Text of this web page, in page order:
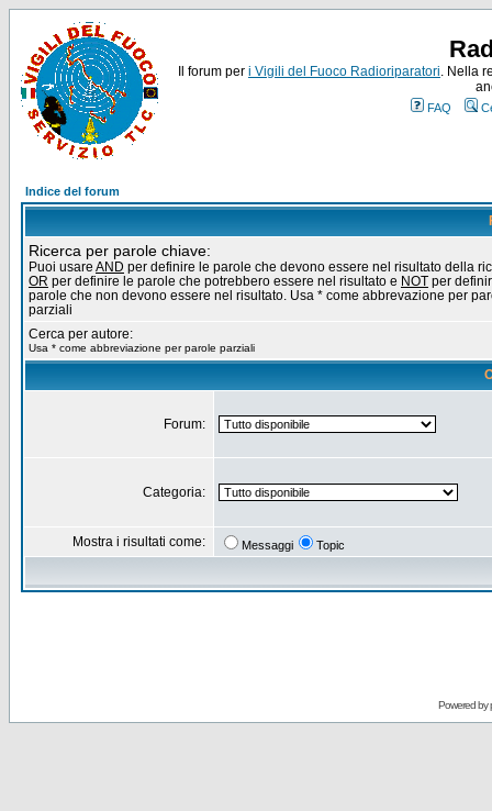
Il forum per i Vigili del Fuoco Radioriparatori. Nella
FAQ
Indice del forum
Ricerca per parole chiave:
Puoi usare AND per definire le parole che devono essere nel risultato della
OR per definire le parole che potrebbero essere nel risultato e NOT per
parole che non devono essere nel risultato. Usa * come abbrevazione per
parziali
Cerca per autore:
Usa * come abbreviazione per parole parziali
Forum:
Categoria:
Mostra i risultati come: Messaggi Topic
Powered by